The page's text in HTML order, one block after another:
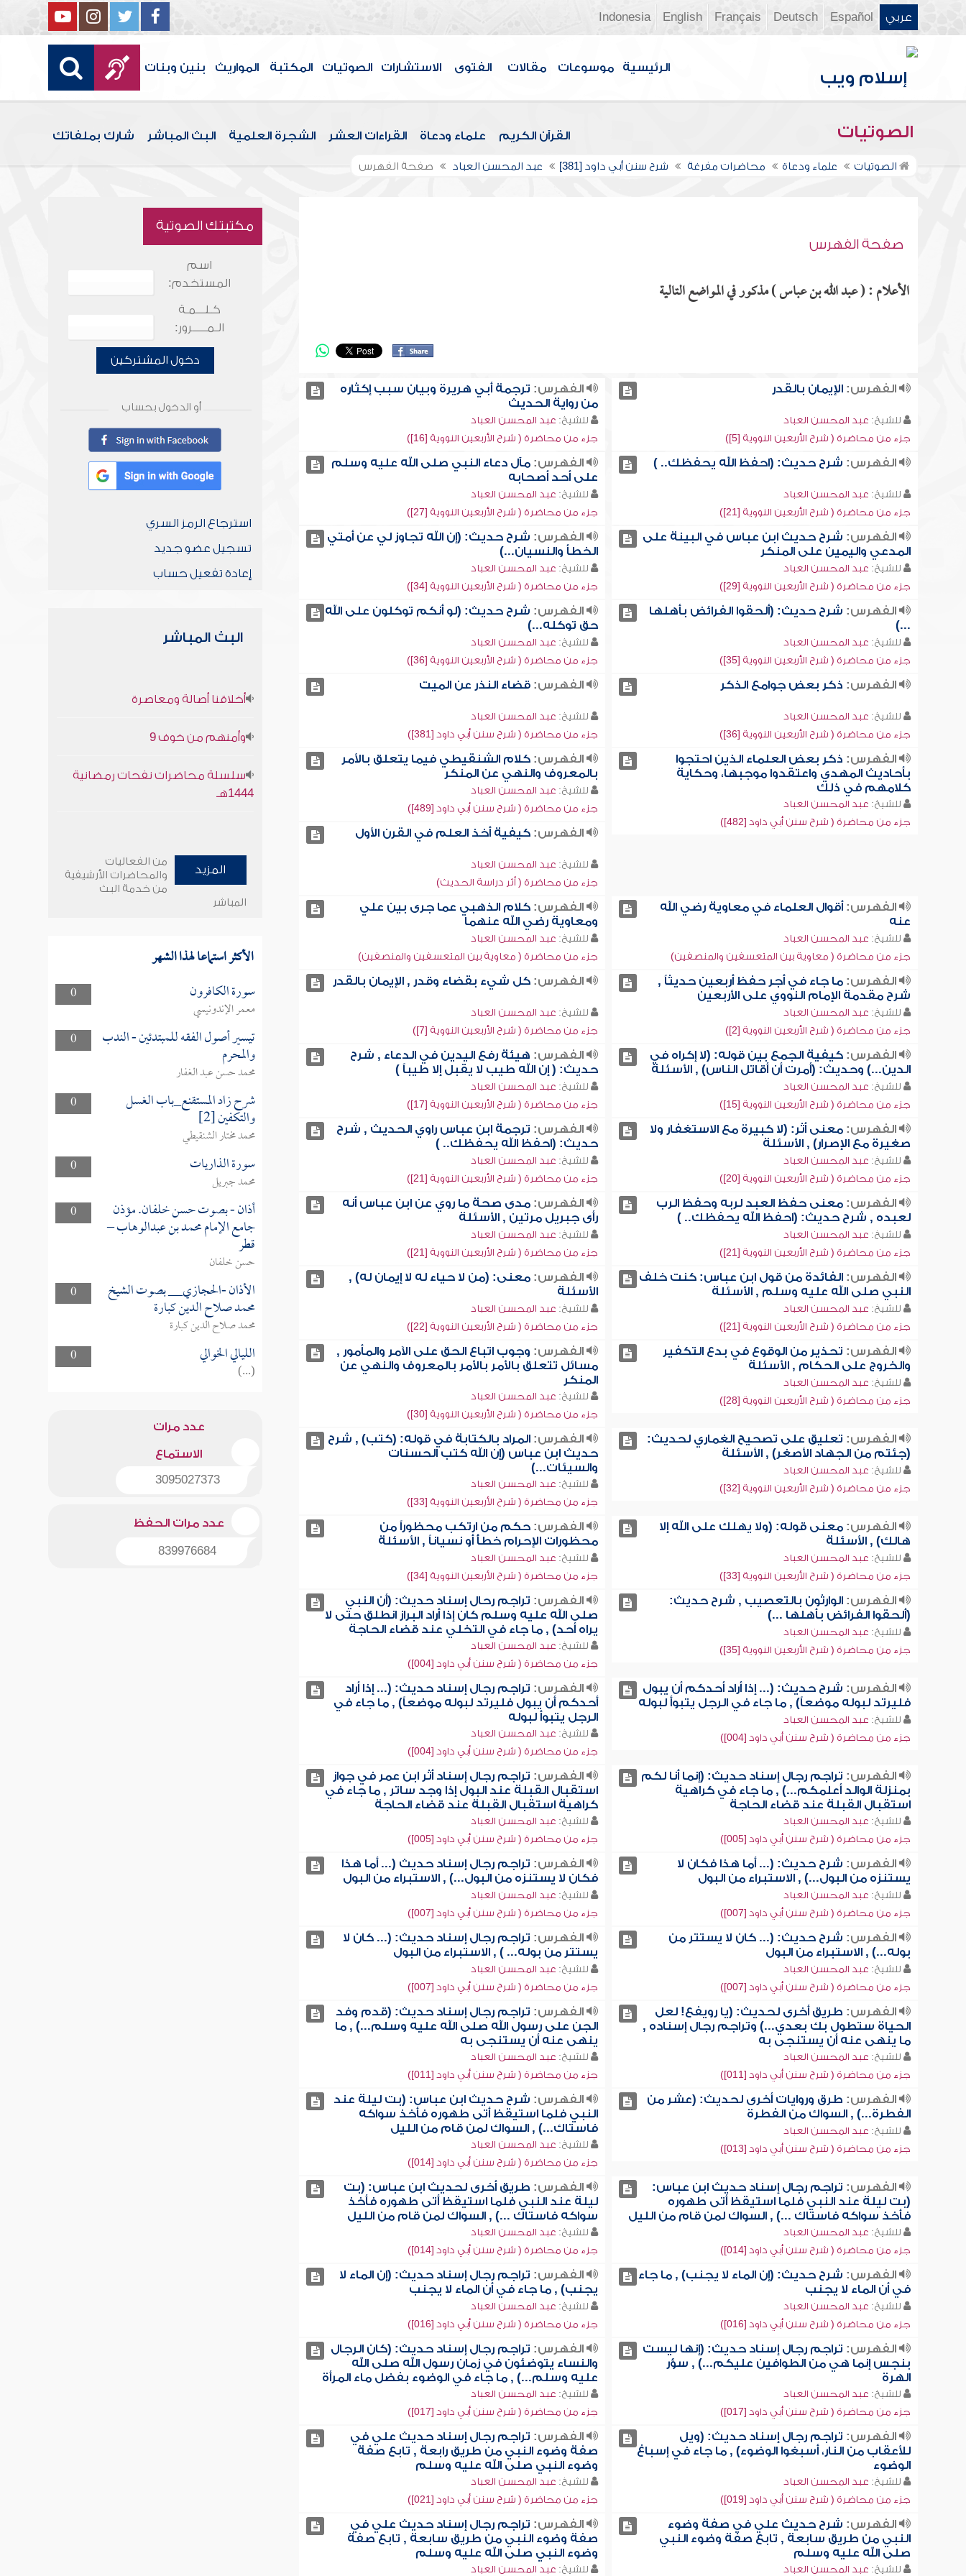
عربي Español
Deutsch
Français
English
Indonesia
الرئيسية موسوعات مقالات الفتوى الاستشارات الصوتيات المكتبة المواريث بنين وبنات
الصوتيات القرآن الكريم علماء ودعاة القراءات العشر الشجرة العلمية البث المباشر شارك بملفاتك
الصوتيات علماء ودعاة محاضرات مفرغة شرح سنن أبي داود [381] عبد المحسن العباد صفحة الفهرس
صفحة الفهرس
الأعلام : ( عبد الله بن عباس ) مذكور في المواضع التالية
الفهرس:الإيمان بالقدر
للشيخ: عبد المحسن العباد
جزء من محاضرة ( شرح الأربعين النووية [5])
الفهرس: ترجمة أبي هريرة وبيان سبب إكثاره
من رواية الحديث
للشيخ: عبد المحسن العباد
جزء من محاضرة ( شرح الأربعين النووية [16])
الفهرس: شرح حديث: (احفظ الله يحفظك.. )
للشيخ: عبد المحسن العباد
جزء من محاضرة ( شرح الأربعين النووية [21])
الفهرس: مآل دعاء النبي صلى الله عليه وسلم
على أحد أصحابه
للشيخ: عبد المحسن العباد
جزء من محاضرة ( شرح الأربعين النووية [27])
الفهرس: شرح حديث ابن عباس في البينة على
المدعي واليمين على المنكر
للشيخ: عبد المحسن العباد
جزء من محاضرة ( شرح الأربعين النووية [29])
الفهرس: شرح حديث: (إن الله تجاوز لي عن أمتي
الخطأ والنسيان...)
للشيخ: عبد المحسن العباد
جزء من محاضرة ( شرح الأربعين النووية [34])
الفهرس: شرح حديث: (ألحقوا الفرائض بأهلها
...)
للشيخ: عبد المحسن العباد
جزء من محاضرة ( شرح الأربعين النووية [35])
الفهرس: شرح حديث: (لو أنكم توكلون على الله
حق توكله...)
للشيخ: عبد المحسن العباد
جزء من محاضرة ( شرح الأربعين النووية [36])
الفهرس: ذكر بعض جوامع الذكر
للشيخ: عبد المحسن العباد
جزء من محاضرة ( شرح الأربعين النووية [36])
الفهرس: قضاء النذر عن الميت
للشيخ: عبد المحسن العباد
جزء من محاضرة ( شرح سنن أبي داود [381])
الفهرس: ذكر بعض العلماء الذين احتجوا
بأحاديث المهدي واعتقدوا موجبها، وحكاية
كلامهم في ذلك
للشيخ: عبد المحسن العباد
جزء من محاضرة ( شرح سنن أبي داود [482])
الفهرس: كلام الشنقيطي فيما يتعلق بالأمر
بالمعروف والنهي عن المنكر
للشيخ: عبد المحسن العباد
جزء من محاضرة ( شرح سنن أبي داود [489])
الفهرس: كيفية أخذ العلم في القرن الأول
للشيخ: عبد المحسن العباد
جزء من محاضرة ( أثر دراسة الحديث)
الفهرس:أقوال العلماء في معاوية رضي الله
عنه
للشيخ: عبد المحسن العباد
جزء من محاضرة ( معاوية بين المتعسفين والمنصفين)
الفهرس: كلام الذهبي عما جرى بين علي
ومعاوية رضي الله عنهما
للشيخ: عبد المحسن العباد
جزء من محاضرة ( معاوية بين المتعسفين والمنصفين)
الفهرس:ما جاء في أجر حفظ أربعين حديثاً ,
شرح مقدمة الإمام النووي على الأربعين
للشيخ: عبد المحسن العباد
جزء من محاضرة ( شرح الأربعين النووية [2])
الفهرس: كل شيء بقضاء وقدر , الإيمان بالقدر
للشيخ: عبد المحسن العباد
جزء من محاضرة ( شرح الأربعين النووية [7])
الفهرس:كيفية الجمع بين قوله: (لا إكراه في
الدين...) وحديث: (أمرت أن أقاتل الناس) , الأسئلة
للشيخ: عبد المحسن العباد
جزء من محاضرة ( شرح الأربعين النووية [15])
الفهرس: هيئة رفع اليدين في الدعاء , شرح
حديث: ( إن الله طيب لا يقبل إلا طيباً )
للشيخ: عبد المحسن العباد
جزء من محاضرة ( شرح الأربعين النووية [17])
الفهرس:معنى أثر: (لا كبيرة مع الاستغفار ولا
صغيرة مع الإصرار) , الأسئلة
للشيخ: عبد المحسن العباد
جزء من محاضرة ( شرح الأربعين النووية [20])
الفهرس: ترجمة ابن عباس راوي الحديث , شرح
حديث: (احفظ الله يحفظك.. )
للشيخ: عبد المحسن العباد
جزء من محاضرة ( شرح الأربعين النووية [21])
الفهرس:معنى حفظ العبد لربه وحفظ الرب
لعبده , شرح حديث: (احفظ الله يحفظك.. )
للشيخ: عبد المحسن العباد
جزء من محاضرة ( شرح الأربعين النووية [21])
الفهرس: مدى صحة ما روي عن ابن عباس أنه
رأى جبريل مرتين , الأسئلة
للشيخ: عبد المحسن العباد
جزء من محاضرة ( شرح الأربعين النووية [21])
الفهرس:الفائدة من قول ابن عباس: كنت خلف
النبي صلى الله عليه وسلم , الأسئلة
للشيخ: عبد المحسن العباد
جزء من محاضرة ( شرح الأربعين النووية [21])
الفهرس: معنى: (من لا حياء له لا إيمان له) ,
الأسئلة
للشيخ: عبد المحسن العباد
جزء من محاضرة ( شرح الأربعين النووية [22])
الفهرس: تحذير من الوقوع في بدع التكفير
والخروج على الحكام , الأسئلة
للشيخ: عبد المحسن العباد
جزء من محاضرة ( شرح الأربعين النووية [28])
الفهرس: وجوب اتباع الحق على الآمر والمأمور ,
مسائل تتعلق بالأمر بالأمر بالمعروف والنهي عن
المنكر
للشيخ: عبد المحسن العباد
جزء من محاضرة ( شرح الأربعين النووية [30])
الفهرس: تعليق على تصحيح الغماري لحديث:
(جئتم من الجهاد الأصغر) , الأسئلة
للشيخ: عبد المحسن العباد
جزء من محاضرة ( شرح الأربعين النووية [32])
الفهرس: المراد بالكتابة في قوله: (كتب) , شرح
حديث ابن عباس (إن الله كتب الحسنات
والسيئات...)
للشيخ: عبد المحسن العباد
جزء من محاضرة ( شرح الأربعين النووية [33])
الفهرس:معنى قوله: (ولا يهلك على الله إلا
هالك) , الأسئلة
للشيخ: عبد المحسن العباد
جزء من محاضرة ( شرح الأربعين النووية [33])
الفهرس: حكم من ارتكب محظوراً من
محظورات الإحرام خطأً أو نسياناً , الأسئلة
للشيخ: عبد المحسن العباد
جزء من محاضرة ( شرح الأربعين النووية [34])
الفهرس:الوارثون بالتعصيب , شرح حديث:
(ألحقوا الفرائض بأهلها ...)
للشيخ: عبد المحسن العباد
جزء من محاضرة ( شرح الأربعين النووية [35])
الفهرس: تراجم رحال إسناد حديث: (أن النبي
صلى الله عليه وسلم كان إذا أراد البراز انطلق حتى لا
يراه أحد) , ما جاء في التخلي عند قضاء الحاجة
للشيخ: عبد المحسن العباد
جزء من محاضرة ( شرح سنن أبي داود [004])
الفهرس: شرح حديث: (... إذا أراد أحدكم أن يبول
فليرتد لبوله موضعاً) , ما جاء في الرجل يتبوأ لبوله
للشيخ: عبد المحسن العباد
جزء من محاضرة ( شرح سنن أبي داود [004])
الفهرس: تراجم رجال إسناد حديث: (... إذا أراد
أحدكم أن يبول فليرتد لبوله موضعاً) , ما جاء في
الرجل يتبوأ لبوله
للشيخ: عبد المحسن العباد
جزء من محاضرة ( شرح سنن أبي داود [004])
الفهرس: تراجم رجال إسناد حديث: (إنما أنا لكم
بمنزلة الوالد أعلمكم...) , ما جاء في كراهية
استقبال القبلة عند قضاء الحاجة
للشيخ: عبد المحسن العباد
جزء من محاضرة ( شرح سنن أبي داود [005])
الفهرس: تراجم رجال إسناد أثر ابن عمر في جواز
استقبال القبلة عند البول إذا وجد ساتر , ما جاء في
كراهية استقبال القبلة عند قضاء الحاجة
للشيخ: عبد المحسن العباد
جزء من محاضرة ( شرح سنن أبي داود [005])
الفهرس: شرح حديث: (... أما هذا فكان لا
يستنزه من البول...) , الاستبراء من البول
للشيخ: عبد المحسن العباد
جزء من محاضرة ( شرح سنن أبي داود [007])
الفهرس: تراجم رجال إسناد حديث (... أما هذا
فكان لا يستنزه من البول...) , الاستبراء من البول
للشيخ: عبد المحسن العباد
جزء من محاضرة ( شرح سنن أبي داود [007])
الفهرس: شرح حديث: (... كان لا يستتر من
بوله...) , الاستبراء من البول
للشيخ: عبد المحسن العباد
جزء من محاضرة ( شرح سنن أبي داود [007])
الفهرس: تراجم رجال إسناد حديث: (... كان لا
يستتر من بوله... ) , الاستبراء من البول
للشيخ: عبد المحسن العباد
جزء من محاضرة ( شرح سنن أبي داود [007])
الفهرس: طريق أخرى لحديث: (يا رويفع! لعل
الحياة ستطول بك بعدي...) وتراجم رجال إسناده ,
ما ينهى عنه أن يستنجى به
للشيخ: عبد المحسن العباد
جزء من محاضرة ( شرح سنن أبي داود [011])
الفهرس: تراجم رجال إسناد حديث: (قدم وفد
الجن على رسول الله صلى الله عليه وسلم...) , ما
ينهى عنه أن يستنجى به
للشيخ: عبد المحسن العباد
جزء من محاضرة ( شرح سنن أبي داود [011])
الفهرس: طرق وروايات أخرى لحديث: (عشر من
الفطرة...) , السواك من الفطرة
للشيخ: عبد المحسن العباد
جزء من محاضرة ( شرح سنن أبي داود [013])
الفهرس: شرح حديث ابن عباس: (بت ليلة عند
النبي فلما استيقظ أتى طهوره فأخذ سواكه
فاستاك...) , السواك لمن قام من الليل
للشيخ: عبد المحسن العباد
جزء من محاضرة ( شرح سنن أبي داود [014])
الفهرس: تراجم رجال إسناد حديث ابن عباس:
(بت ليلة عند النبي فلما استيقظ أتى طهوره
فأخذ سواكه فاستاك ...) , السواك لمن قام من الليل
للشيخ: عبد المحسن العباد
جزء من محاضرة ( شرح سنن أبي داود [014])
الفهرس: طريق أخرى لحديث ابن عباس: (بت
ليلة عند النبي فلما استيقظ أتى طهوره فأخذ
سواكه فاستاك ...) , السواك لمن قام من الليل
للشيخ: عبد المحسن العباد
جزء من محاضرة ( شرح سنن أبي داود [014])
الفهرس: شرح حديث: (إن الماء لا يجنب) , ما جاء
في أن الماء لا يجنب
للشيخ: عبد المحسن العباد
جزء من محاضرة ( شرح سنن أبي داود [016])
الفهرس: تراجم رجال إسناد حديث: (إن الماء لا
يجنب) , ما جاء في أن الماء لا يجنب
للشيخ: عبد المحسن العباد
جزء من محاضرة ( شرح سنن أبي داود [016])
الفهرس: تراجم رجال إسناد حديث: (إنها ليست
بنجس إنما هي من الطوافين عليكم...) , سؤر
الهرة
للشيخ: عبد المحسن العباد
جزء من محاضرة ( شرح سنن أبي داود [017])
الفهرس: تراجم رجال إسناد حديث: (كان الرجال
والنساء يتوضئون في زمان رسول الله صلى الله
عليه وسلم...) , ما جاء في الوضوء بفضل ماء المرأة
للشيخ: عبد المحسن العباد
جزء من محاضرة ( شرح سنن أبي داود [017])
الفهرس: تراجم رجال إسناد حديث: (ويل
للأعقاب من النار، أسبغوا الوضوء) , ما جاء في إسباغ
الوضوء
للشيخ: عبد المحسن العباد
جزء من محاضرة ( شرح سنن أبي داود [019])
الفهرس: تراجم رجال إسناد حديث علي في
صفة وضوء النبي من طريق رابعة , تابع صفة
وضوء النبي صلى الله عليه وسلم
للشيخ: عبد المحسن العباد
جزء من محاضرة ( شرح سنن أبي داود [021])
الفهرس: شرح حديث علي في صفة وضوء
النبي من طريق سابعة , تابع صفة وضوء النبي
صلى الله عليه وسلم
للشيخ: عبد المحسن العباد
الفهرس: تراجم رجال إسناد حديث علي في
صفة وضوء النبي من طريق سابعة , تابع صفة
وضوء النبي صلى الله عليه وسلم
للشيخ: عبد المحسن العباد
مكتبتك الصوتية
اسم
المستخدم:
كـلـــمـة
الـمـــــرور:
دخول المشتركين
أو الدخول بحساب
استرجاع الرمز السري
تسجيل عضو جديد
إعادة تفعيل حساب
البث المباشر
أخلاقنا أصالة ومعاصرة
وأمنهم من خوف 9
سلسلة محاضرات نفحات رمضانية
1444هـ
المزيد
من الفعاليات
والمحاضرات الأرشيفية
من خدمة البث
المباشر
الأكثر استماعا لهذا الشهر
0 سورة الكافرون
معمر الإندونيسي
0
تيسير أصول الفقه للمبتدئين - الندب
والمحرم
محمد حسن عبد الغفار
0
شرح زاد المستقنع_باب الغسل
والتكفين [2]
محمد مختار الشنقيطي
0
سورة الذاريات
محمد جبريل
0
أذان - بصوت حسن خلفان. مؤذن
جامع الإمام محمد بن عبدالوهاب –
قطر
حسن خلفان
0
الأذان -الحجازي__ بصوت الشيخ
محمد صلاح الدين كبارة
محمد صلاح الدين كبارة
0
الليالي الخوالي
(...)
عدد مرات
الاستماع
3095027373
عدد مرات الحفظ
839976684